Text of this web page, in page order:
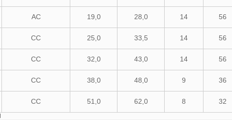
AC 19,0 28,0 14 56
CC 25,0 33,5 14 56
CC 32,0 43,0 14 56
CC 38,0 48,0 9 36
CC 51,0 62,0 8 32